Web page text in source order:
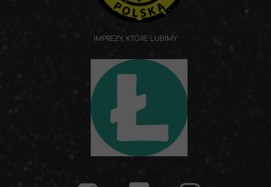
IMPREZY, KTÓRE LUBIMY